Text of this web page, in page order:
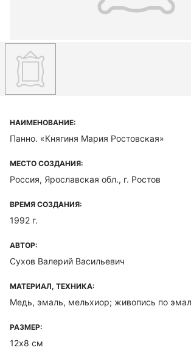
НАИМЕНОВАНИЕ:
Панно. «Княгиня Мария Ростовская»
МЕСТО СОЗДАНИЯ:
Россия, Ярославская обл., г. Ростов
ВРЕМЯ СОЗДАНИЯ:
1992 г.
АВТОР:
Сухов Валерий Васильевич
МАТЕРИАЛ, ТЕХНИКА:
Медь, эмаль, мельхиор; живопись по
РАЗМЕР:
12х8 см